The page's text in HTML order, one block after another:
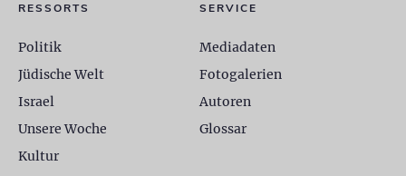
RESSORTS
Politik
Jüdische Welt
Israel
Unsere Woche
Kultur
SERVICE
Mediadaten
Fotogalerien
Autoren
Glossar